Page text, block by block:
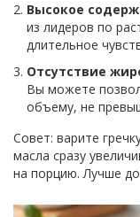
Высокое
из лидеров по
длительное
Отсутствие
Вы можете
объему, не
Совет: варите
масла сразу
на порцию. Лучше